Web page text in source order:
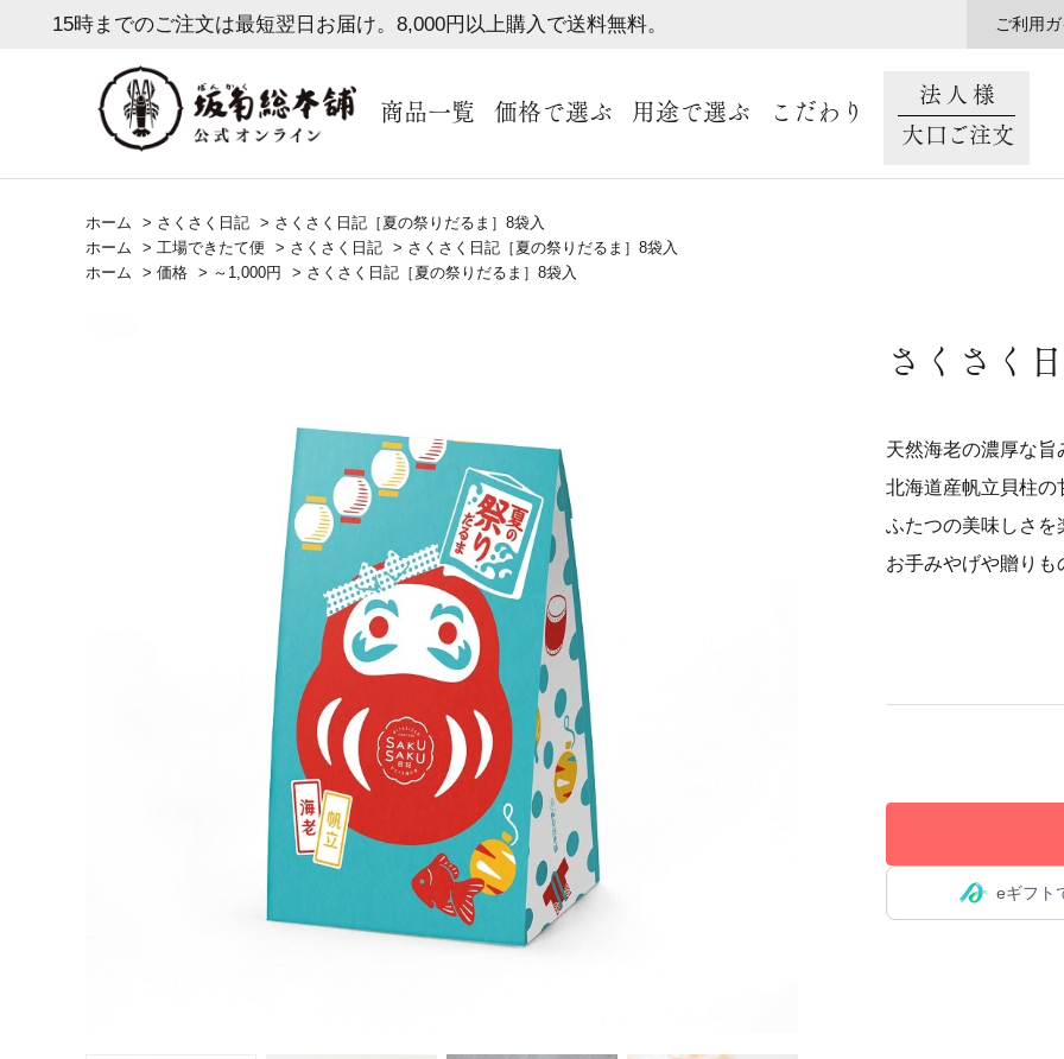
15時までのご注文は最短翌日お届け。8,000円以上購入で送料無料。 ご利用
商品一覧 価格で選ぶ 用途で選ぶ こだわり
法人様
大口ご注文
ホーム > さくさく日記 > さくさく日記［夏の祭りだるま］8袋入
ホーム
> 工場できたて便 > さくさく日記 > さくさく日記［夏の祭りだるま］8袋入
ホーム
> 価格 > ～1,000円 > さくさく日記［夏の祭りだるま］8袋入
さくさく
天然海老の濃厚な旨
北海道産帆立貝柱の
ふたつの美味しさを
お手みやげや贈りも
eギフト